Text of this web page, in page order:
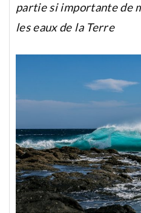
partie si importante de
les eaux de la Terre